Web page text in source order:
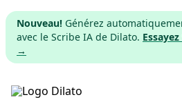
Nouveau! Générez
avec le Scribe IA de Dilato.
→